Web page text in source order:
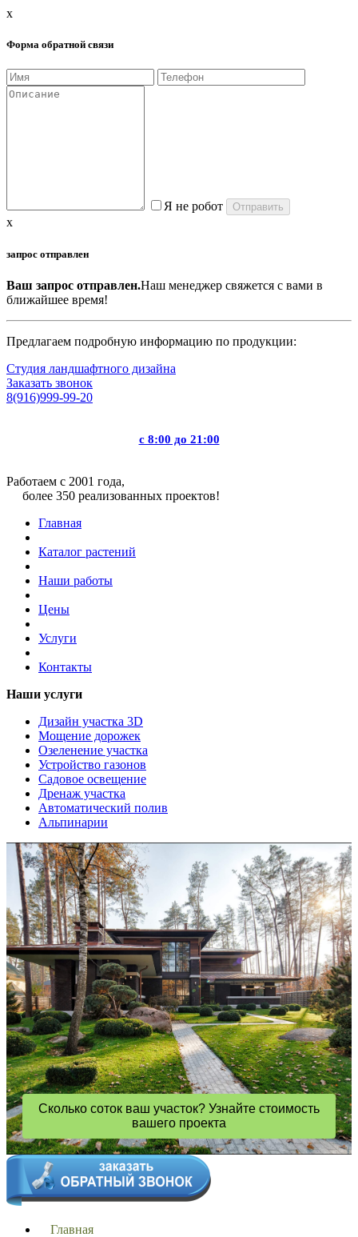
x
Форма обратной связи
Я не робот
x
запрос отправлен
Ваш запрос отправлен.Наш менеджер свяжется с вами в
ближайшее время!
Предлагаем подробную информацию по продукции:
Студия ландшафтного дизайна
Заказать звонок
8(916)999-99-20
с 8:00 до 21:00
Работаем с 2001 года,
более 350 реализованных проектов!
Главная
Каталог растений
Наши работы
Цены
Услуги
Контакты
Наши услуги
Дизайн участка 3D
Мощение дорожек
Озеленение участка
Устройство газонов
Садовое освещение
Дренаж участка
Автоматический полив
Альпинарии
Сколько соток ваш участок? Узнайте стоимость
вашего проекта
Главная